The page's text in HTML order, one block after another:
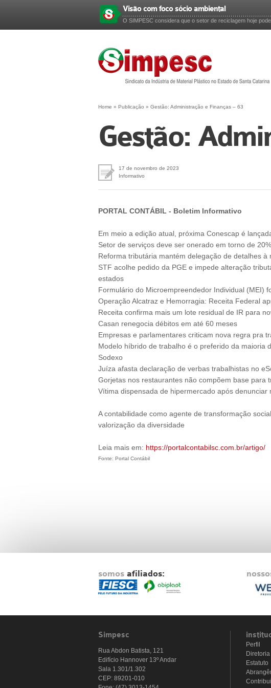
Visão com foco sócio ambiental
O SIMPESC considera que o setor de reciclagem hoje pode
Home » Publicação » Gestão: Administração e Finanças – 63
Gestão:
17 de novembro de 2023
Informativo
PORTAL CONTÁBIL - Boletim Informativo
Em meio a edição atual, próxima Conescap é
Setor de serviços deve ser onerado em torno de
Reforma tributária mantém delegação de detalhes à
STF acolhe pedido da PGE e impede alteração
estados
Formulário do Microempreendedor Individual (MEI)
Operação Alcatraz e Hemorragia: Receita Federal
Receita confirma mais um lote residual de IR para
Casan renegocia débitos em até 60 meses
Empresas e parlamentares criticam nova regra pra
Modelo híbrido de trabalho é o preferido da maioria
Sodexo
Juíza afasta declaração de verbas trabalhistas no
Gorjetas nos restaurantes não compõem base para
Vítima dispensada de hipermercado após denunciar
A contabilidade como agente de transformação
valorização da diversidade
Leia mais em: https://portalcontabilsc.com.br/artigo/
Fonte: Portal Contábil
somos afiliados:
Simpesc
Rua Abdon Batista, 121
Edifício Hannover 13º Andar
Sala 1.301/1.302
CEP: 89201-010
Perfil
Diretoria
Estatuto